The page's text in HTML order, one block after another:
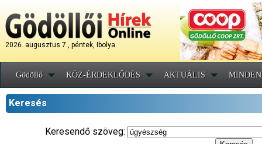
2026. augusztus 7., péntek, Ibolya
Gödöllő KÖZ-ÉRDEKLŐDÉS AKTUÁLIS
Keresés
Keresendő szöveg: